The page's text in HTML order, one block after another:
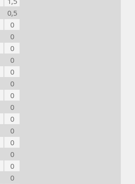
0,5
0
0
0
0
0
0
0
0
0
0
0
0
0
0